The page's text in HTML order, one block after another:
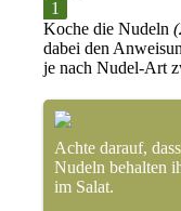
Koche die Nudeln
dabei den
je nach Nudel-Art
Achte darauf,
Nudeln behalten
im Salat.